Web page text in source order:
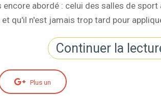
encore abordé : celui des salles de
et qu'il n'est jamais trop tard pour
Continuer la
Plus un